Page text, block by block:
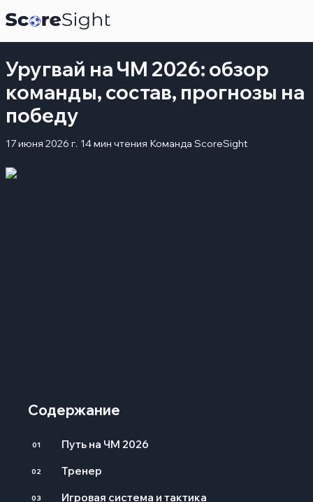
Уругвай на ЧМ 2026: обзор
команды, состав, прогнозы на
победу
17 июня 2026 г. 14 мин чтения Команда ScoreSight
Содержание
01 Путь на ЧМ 2026
02 Тренер
03 Игровая система и тактика